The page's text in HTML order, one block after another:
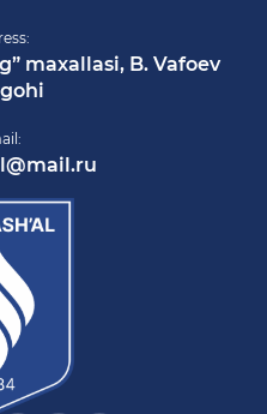
maxallasi, B. Vafoev